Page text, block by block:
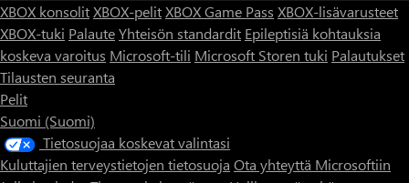
XBOX konsolitXBOX-pelitXBOX Game Pass XBOX-lisävarusteet
XBOX-tuki PalauteYhteisön standardit Epileptisiä kohtauksia
koskeva varoitus Microsoft-tili Microsoft Storen tuki Palautukset
Tilausten seuranta
Pelit
Suomi (Suomi)
Tietosuojaa koskevat valintasi
Kuluttajien terveystietojen tietosuoja Ota yhteyttä Microsoftiin